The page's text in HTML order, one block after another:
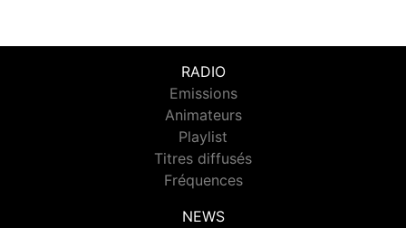
RADIO
Emissions
Animateurs
Playlist
Titres diffusés
Fréquences
NEWS